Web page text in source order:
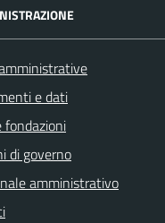
e dati
fondazioni
di governo
amministrativo